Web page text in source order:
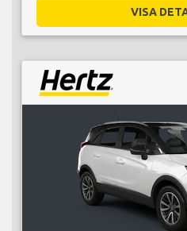
VISA